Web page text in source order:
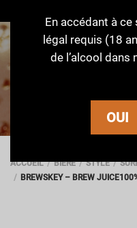
ACCUEIL BIÈRE STYLE
BREWSKEY – BREW
En accédant à ce
légal requis (18
de l’alcool dans
OUI